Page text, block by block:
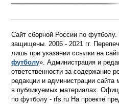
Сайт сборной России по
защищены. 2006 - 2021 гг.
лишь при указании ссылки на
футболу». Администрация и
ответственности за содержание
редакции и администрации
в публикуемых материалах.
по футболу - rfs.ru На проекте